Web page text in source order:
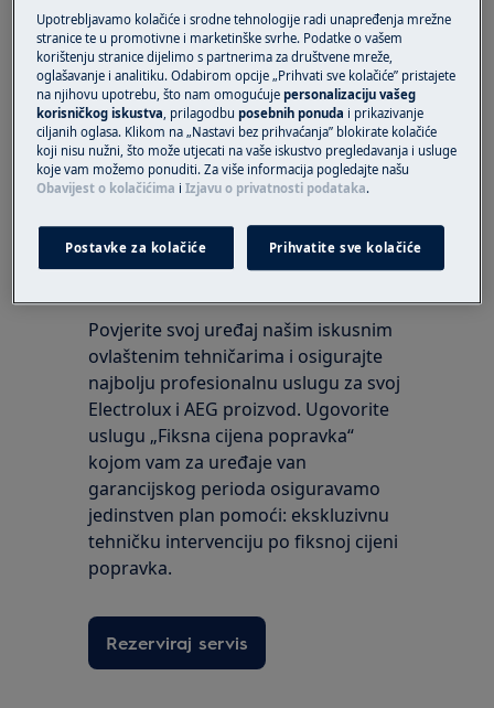
Robotski usisavač serije RX9
Rješenje
Ne postoji rizik da se koristi robotski
usisavač ako korisnik ima pejsmejker.
Je li vam ovaj članak bio koristan?
Povjerite svoj uređaj našim iskusnim
ovlaštenim tehničarima i osigurajte
najbolju profesionalnu uslugu za svoj
Electrolux i AEG proizvod. Ugovorite
uslugu „Fiksna cijena popravka“
kojom vam za uređaje van
garancijskog perioda osiguravamo
jedinstven plan pomoći: ekskluzivnu
tehničku intervenciju po fiksnoj cijeni
popravka.
Rezerviraj servis
Upotrebljavamo kolačiće i srodne tehnologije radi unapređenja mrežne
stranice te u promotivne i marketinške svrhe. Podatke o vašem
korištenju stranice dijelimo s partnerima za društvene mreže,
oglašavanje i analitiku. Odabirom opcije „Prihvati sve kolačiće” pristajete
na njihovu upotrebu, što nam omogućujepersonalizaciju vašeg
korisničkog iskustva, prilagodbuposebnih ponuda i prikazivanje
ciljanih oglasa. Klikom na „Nastavi bez prihvaćanja” blokirate kolačiće
koji nisu nužni, što može utjecati na vaše iskustvo pregledavanja i usluge
koje vam možemo ponuditi. Za više informacija pogledajte našu
Obavijest o kolačićima iIzjavu o privatnosti podataka.
Postavke za kolačiće Prihvatite sve kolačiće